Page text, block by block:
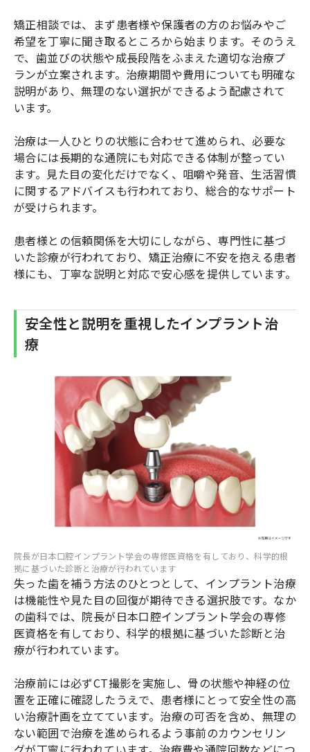
矯正相談では、まず患者様や保護者の方のお悩みやご
希望を丁寧に聞き取るところから始まります。そのうえ
で、歯並びの状態や成長段階をふまえた適切な治療プ
ランが立案されます。治療期間や費用についても明確な
説明があり、無理のない選択ができるよう配慮されて
います。
治療は一人ひとりの状態に合わせて進められ、必要な
場合には長期的な通院にも対応できる体制が整ってい
ます。見た目の変化だけでなく、咀嚼や発音、生活習慣
に関するアドバイスも行われており、総合的なサポート
が受けられます。
患者様との信頼関係を大切にしながら、専門性に基づ
いた診療が行われており、矯正治療に不安を抱える患者
様にも、丁寧な説明と対応で安心感を提供しています。
安全性と説明を重視したインプラント治
療
院長が日本口腔インプラント学会の専修医資格を有しており、科学的根
拠に基づいた診断と治療が行われています
失った歯を補う方法のひとつとして、インプラント治療
は機能性や見た目の回復が期待できる選択肢です。なか
の歯科では、院長が日本口腔インプラント学会の専修
医資格を有しており、科学的根拠に基づいた診断と治
療が行われています。
治療前には必ずCT撮影を実施し、骨の状態や神経の位
置を正確に確認したうえで、患者様にとって安全性の高
い治療計画を立てています。治療の可否を含め、無理の
ない範囲で治療を進められるよう事前のカウンセリン